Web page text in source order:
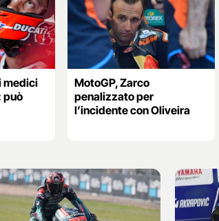
medici
può
MotoGP, Zarco
penalizzato per
l’incidente con Oliveira